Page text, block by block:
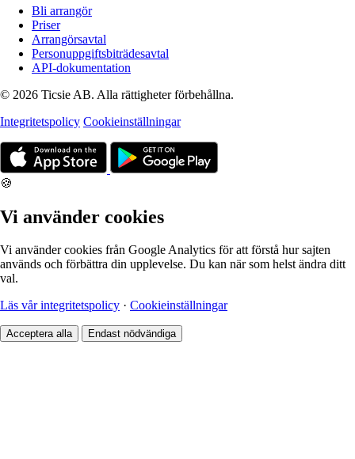
Bli arrangör
Priser
Arrangörsavtal
Personuppgiftsbiträdesavtal
API-dokumentation
© 2026 Ticsie AB. Alla rättigheter förbehållna.
Integritetspolicy Cookieinställningar
🍪
Vi använder cookies
Vi använder cookies från Google Analytics för att förstå hur sajten
används och förbättra din upplevelse. Du kan när som helst ändra ditt
val.
Läs vår integritetspolicy · Cookieinställningar
Acceptera alla Endast nödvändiga